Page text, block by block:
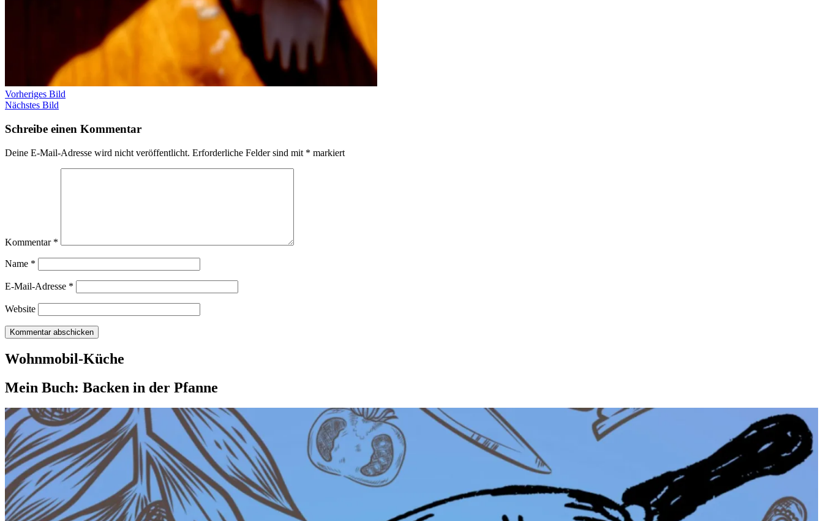
Vorheriges Bild
Nächstes Bild
Schreibe einen Kommentar
Deine E-Mail-Adresse wird nicht veröffentlicht. Erforderliche Felder sind mit * markiert
Kommentar *
Name *
E-Mail-Adresse *
Website
Wohnmobil-Küche
Mein Buch: Backen in der Pfanne